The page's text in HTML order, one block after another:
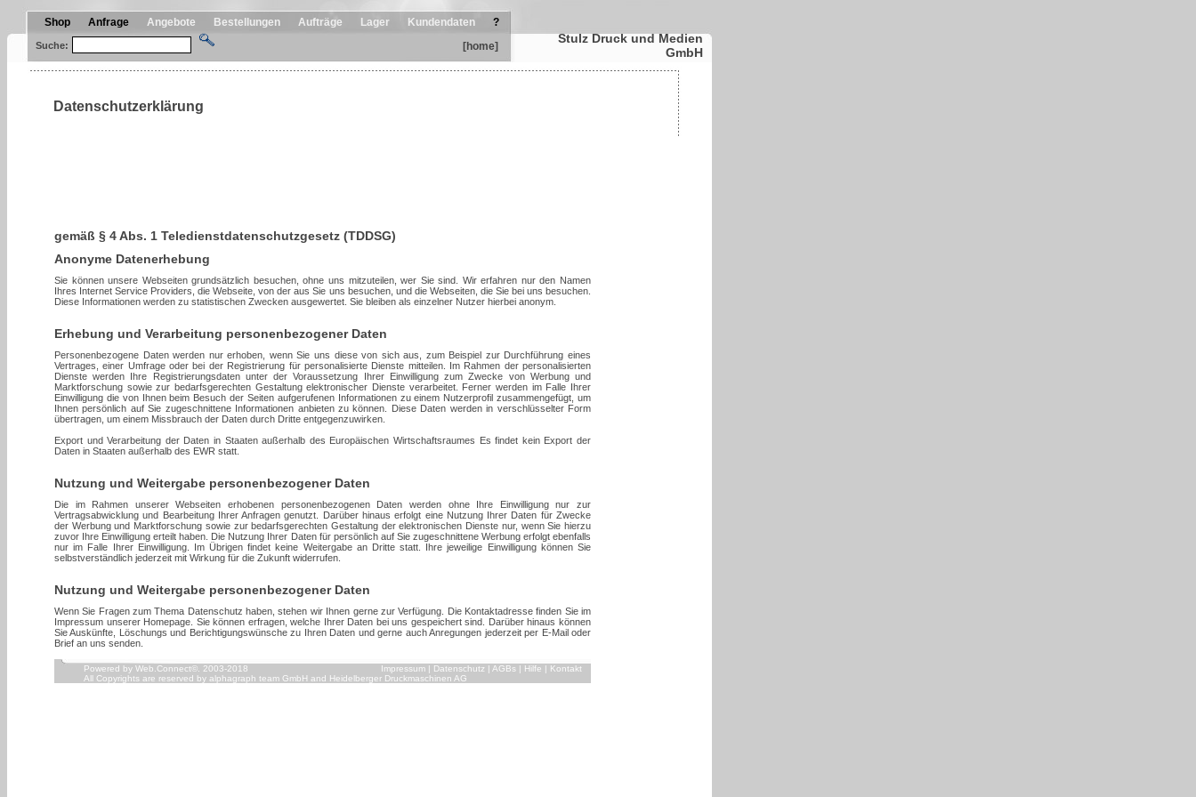
Stulz Druck und Medien
GmbH
Shop Anfrage Angebote Bestellungen Aufträge Lager Kundendaten
?
[home]
Suche:
Datenschutzerklärung
gemäß § 4 Abs. 1 Teledienstdatenschutzgesetz (TDDSG)
Anonyme Datenerhebung
Sie können unsere Webseiten grundsätzlich besuchen, ohne uns mitzuteilen, wer Sie sind. Wir erfahren nur den Namen
Ihres Internet Service Providers, die Webseite, von der aus Sie uns besuchen, und die Webseiten, die Sie bei uns besuchen.
Diese Informationen werden zu statistischen Zwecken ausgewertet. Sie bleiben als einzelner Nutzer hierbei anonym.
Erhebung und Verarbeitung personenbezogener Daten
Personenbezogene Daten werden nur erhoben, wenn Sie uns diese von sich aus, zum Beispiel zur Durchführung eines
Vertrages, einer Umfrage oder bei der Registrierung für personalisierte Dienste mitteilen. Im Rahmen der personalisierten
Dienste werden Ihre Registrierungsdaten unter der Voraussetzung Ihrer Einwilligung zum Zwecke von Werbung und
Marktforschung sowie zur bedarfsgerechten Gestaltung elektronischer Dienste verarbeitet. Ferner werden im Falle Ihrer
Einwilligung die von Ihnen beim Besuch der Seiten aufgerufenen Informationen zu einem Nutzerprofil zusammengefügt, um
Ihnen persönlich auf Sie zugeschnittene Informationen anbieten zu können. Diese Daten werden in verschlüsselter Form
übertragen, um einem Missbrauch der Daten durch Dritte entgegenzuwirken.
Export und Verarbeitung der Daten in Staaten außerhalb des Europäischen Wirtschaftsraumes Es findet kein Export der
Daten in Staaten außerhalb des EWR statt.
Nutzung und Weitergabe personenbezogener Daten
Die im Rahmen unserer Webseiten erhobenen personenbezogenen Daten werden ohne Ihre Einwilligung nur zur
Vertragsabwicklung und Bearbeitung Ihrer Anfragen genutzt. Darüber hinaus erfolgt eine Nutzung Ihrer Daten für Zwecke
der Werbung und Marktforschung sowie zur bedarfsgerechten Gestaltung der elektronischen Dienste nur, wenn Sie hierzu
zuvor Ihre Einwilligung erteilt haben. Die Nutzung Ihrer Daten für persönlich auf Sie zugeschnittene Werbung erfolgt ebenfalls
nur im Falle Ihrer Einwilligung. Im Übrigen findet keine Weitergabe an Dritte statt. Ihre jeweilige Einwilligung können Sie
selbstverständlich jederzeit mit Wirkung für die Zukunft widerrufen.
Nutzung und Weitergabe personenbezogener Daten
Wenn Sie Fragen zum Thema Datenschutz haben, stehen wir Ihnen gerne zur Verfügung. Die Kontaktadresse finden Sie im
Impressum unserer Homepage. Sie können erfragen, welche Ihrer Daten bei uns gespeichert sind. Darüber hinaus können
Sie Auskünfte, Löschungs und Berichtigungswünsche zu Ihren Daten und gerne auch Anregungen jederzeit per E-Mail oder
Brief an uns senden.
Impressum | Datenschutz | AGBs | Hilfe | Kontakt
Powered by Web.Connect©. 2003-2018
All Copyrights are reserved by alphagraph team GmbH and Heidelberger Druckmaschinen AG